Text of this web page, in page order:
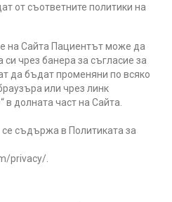
от съответните политики на
на Сайта Пациентът може да
чрез банера за съгласие за
да бъдат променяни по всяко
или чрез линк
в долната част на Сайта.
съдържа в Политиката за
privacy/.